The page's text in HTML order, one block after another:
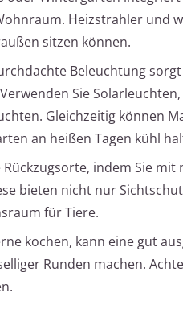
Heizstrahler und
sitzen können.
Beleuchtung
Sie
Gleichzeitig können
an heißen Tagen kühl
Rückzugsorte, indem Sie
bieten nicht nur
für Tiere.
kochen, kann eine gut
Runden machen.